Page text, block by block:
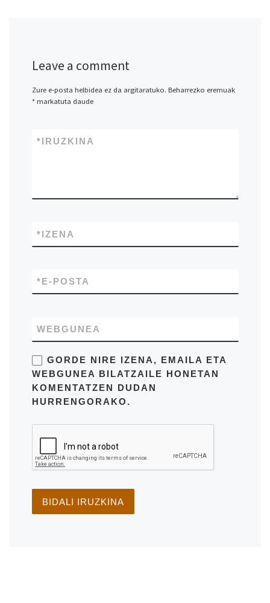
Leave a comment
Zure e-posta helbidea ez da argitaratuko. Beharrezko eremuak
*markatuta daude
IRUZKINA
*
IZENA
*
E-POSTA
*
WEBGUNEA
GORDE NIRE IZENA, EMAILA ETA
WEBGUNEA BILATZAILE HONETAN
KOMENTATZEN DUDAN
HURRENGORAKO.